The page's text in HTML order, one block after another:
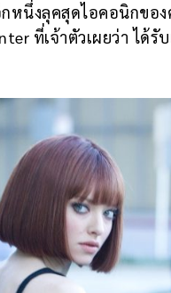
หนึ่งลุคสุดไอคอนิกขอ
ที่เจ้าตัวเผยว่า ได้